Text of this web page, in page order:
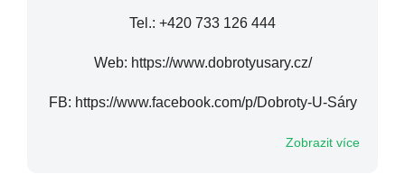
Tel.: +420 733 126 444
Web: https://www.dobrotyusary.cz/
FB: https://www.facebook.com/p/Dobroty-U-Sáry
Zobrazit více